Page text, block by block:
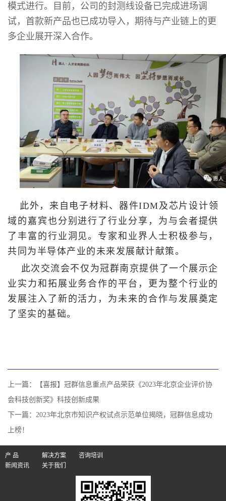
模式进行。目前，公司的封测线设备已完成进场调
试，首款新产品也已成功导入，期待与产业链上的更
多企业展开深入合作。
此外，来自电子材料、器件IDM及芯片设计领
域的嘉宾也分别进行了行业分享，为与会者提供
了丰富的行业洞见。专家和业界人士积极参与，
共同为半导体产业的未来发展献计献策。
此次交流会不仅为冠群南京提供了一个展示企
业实力和拓展业务合作的平台，更为整个行业的
发展注入了新的活力，为未来的合作与发展奠定
了坚实的基础。
上一篇：
【喜报】冠群信息重点产品荣获《2023年北京企业评价协
会科技创新奖》科技创新成果
下一篇： 2023年北京市知识产权试点示范单位揭晓，冠群信息成功
上榜！
产 品 解决方案
咨询培训
新闻资讯
关于我们